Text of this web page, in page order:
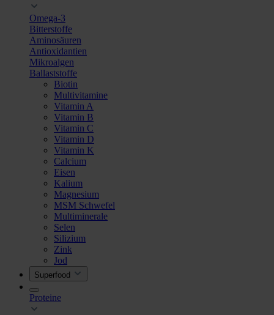
Omega-3
Bitterstoffe
Aminosäuren
Antioxidantien
Mikroalgen
Ballaststoffe
Biotin
Multivitamine
Vitamin A
Vitamin B
Vitamin C
Vitamin D
Vitamin K
Calcium
Eisen
Kalium
Magnesium
MSM Schwefel
Multiminerale
Selen
Silizium
Zink
Jod
Superfood
Proteine